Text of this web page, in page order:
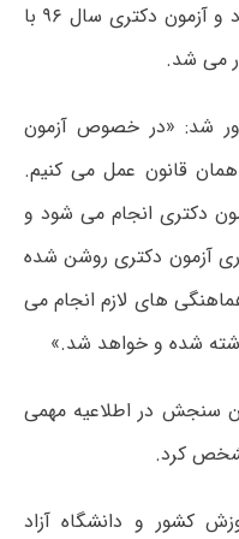
سراسری نیز ۳۰ آذرماه اعلام شده بود و آزمون دکتری سال ۹۶ با
آذر ۹۵ تنها یادآور شد: «در خصوص آزمون
قانون عمل می کنیم.
دکتری انجام می شود و
آزمون دکتری روشن شده
های لازم انجام می
شده و خواهد شد.»
در ۲۴ آذرماه ۹۵ سازمان سنجش در اطلاعیه مهمی
کرد.
کشور و دانشگاه آزاد